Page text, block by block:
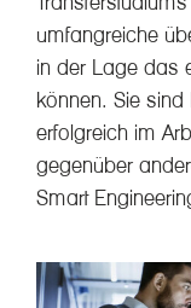
umfangreiche
in der Lage das
können. Sie
erfolgreich im
gegenüber
Smart